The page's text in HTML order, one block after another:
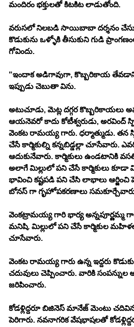
మందిరం భక్తులతో కిటకిట లాడుతోంది.
వరుసలో నిలబడి సాయిబాబా దర్శనం
కొడుకును ఒళ్ళోకి తీసుకుని గుడి
గోవిందు.
"ఇందాక అడిగావుగా, కొబ్బరికాయ
ఇప్పుడు చెబుతా విను.
అటుచూడు, మెట్ల దగ్గర కొబ్బరికాయలు
ఆయనెవరో కాదు కోటీశ్వరుడు, అరవింద్
వెంకట రామయ్య గారు. ధర్మాత్ముడు. తన
చేసే కార్మికుల్ని కన్నబిడ్డల్లా చూసేవారు.
ఆదుకునేవారు. కార్మికులు ఉండటానికి
అలాగే మిల్లులో పని చేసే కార్మికులు కూడా
భావించి కష్టపడి పని చేసి లాభాలు ఆర్జించి
బోనస్ గా గృహోపకరణాలు
వెంకట్రామయ్య గారి భార్య
మనిషి. మిల్లులో పని చేసే కార్మికుల
చూసేవారు.
వెంకట రామయ్య గారు ఉన్న ఇద్దరు
చదువులు చెప్పించారు. వారికి
జరిపించారు.
కోడళ్లిద్దరూ బిజినెస్ మానేజ్ మెంటు
పెరిగారు. నవనాగరిక వేషభాషలతో